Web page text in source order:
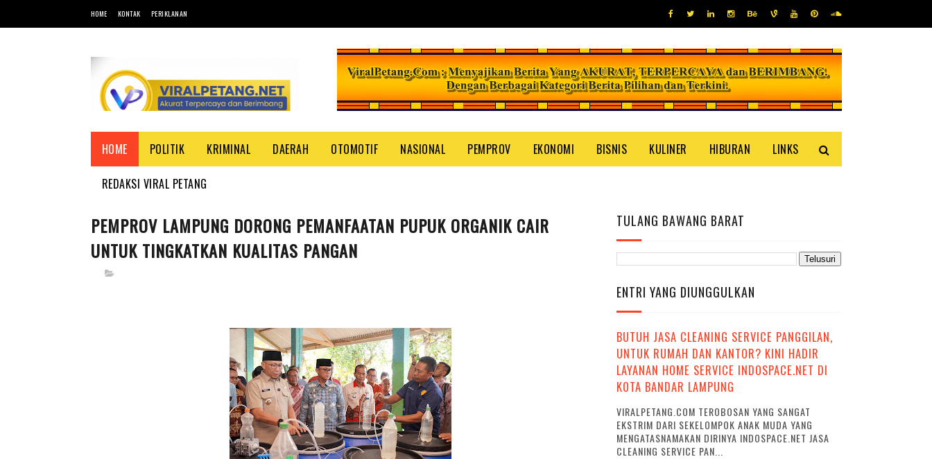
HOME KONTAK PERIKLANAN
HOME POLITIK KRIMINAL DAERAH OTOMOTIF NASIONAL PEMPROV EKONOMI BISNIS KULINER HIBURAN LINKS
REDAKSI VIRAL PETANG
PEMPROV LAMPUNG DORONG PEMANFAATAN PUPUK ORGANIK CAIR
UNTUK TINGKATKAN KUALITAS PANGAN
TULANG BAWANG BARAT
ENTRI YANG DIUNGGULKAN
BUTUH JASA CLEANING SERVICE PANGGILAN,
UNTUK RUMAH DAN KANTOR? KINI HADIR
LAYANAN HOME SERVICE INDOSPACE.NET DI
KOTA BANDAR LAMPUNG
VIRALPETANG.COM TEROBOSAN YANG SANGAT
EKSTRIM DARI SEKELOMPOK ANAK MUDA YANG
MENGATASNAMAKAN DIRINYA INDOSPACE.NET JASA
CLEANING SERVICE PAN...